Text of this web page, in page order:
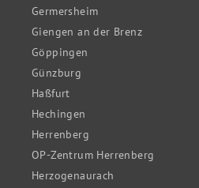
Germersheim
Giengen an der Brenz
Göppingen
Günzburg
Haßfurt
Hechingen
Herrenberg
OP-Zentrum Herrenberg
Herzogenaurach